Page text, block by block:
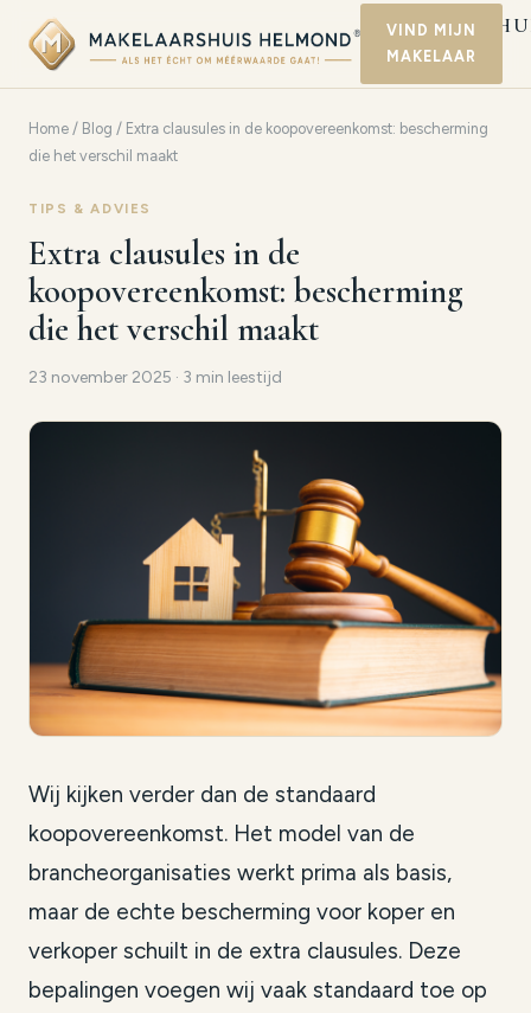
HELMOND
VIND MIJN
MAKELAAR
Home / Blog / Extra clausules in de koopovereenkomst: bescherming
die het verschil maakt
TIPS & ADVIES
Extra clausules in de
koopovereenkomst: bescherming
die het verschil maakt
23 november 2025 · 3 min leestijd
Wij kijken verder dan de standaard
koopovereenkomst. Het model van de
brancheorganisaties werkt prima als basis,
maar de echte bescherming voor koper en
verkoper schuilt in de extra clausules. Deze
bepalingen voegen wij vaak standaard toe op